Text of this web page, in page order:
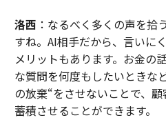
洛西 ：なるべく多くの声を拾
すね。AI相手だから、言いに
メリットもあります。お金の
な質問を何度もしたいときな
の放棄“をさせないことで、
蓄積させることができます。